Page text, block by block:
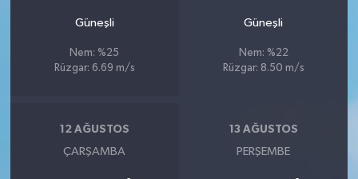
Güneşli
Nem: %25
Rüzgar: 6.69 m/s
Güneşli
Nem: %22
Rüzgar: 8.50 m/s
12 AĞUSTOS
ÇARŞAMBA
13 AĞUSTOS
PERŞEMBE